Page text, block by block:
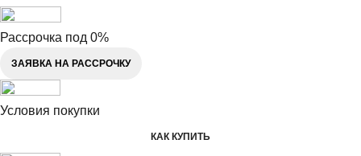
Рассрочка под 0%
ЗАЯВКА НА РАССРОЧКУ
Условия покупки
КАК КУПИТЬ